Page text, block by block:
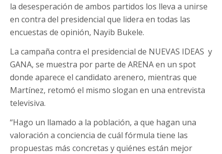
la desesperación de ambos partidos los lleva a unirse
en contra del presidencial que lidera en todas las
encuestas de opinión, Nayib Bukele.
La campaña contra el presidencial de NUEVAS IDEAS y
GANA, se muestra por parte de ARENA en un spot
donde aparece el candidato arenero, mientras que
Martínez, retomó el mismo slogan en una entrevista
televisiva.
“Hago un llamado a la población, a que hagan una
valoración a conciencia de cuál fórmula tiene las
propuestas más concretas y quiénes están mejor